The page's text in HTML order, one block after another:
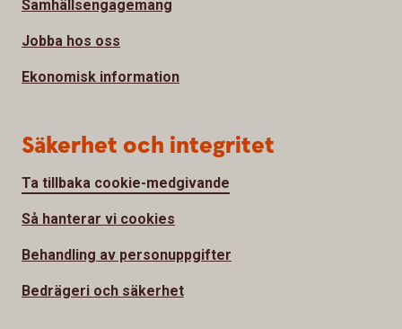
Samhällsengagemang
Jobba hos oss
Ekonomisk information
Säkerhet och integritet
Ta tillbaka cookie-medgivande
Så hanterar vi cookies
Behandling av personuppgifter
Bedrägeri och säkerhet